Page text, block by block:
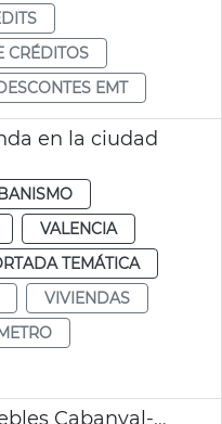
CRÉDITOS
EMT
en la ciudad
VALENCIA
TEMÁTICA
VIVIENDAS
Ofertas subasta inmuebles Cabanyal-Canyamelar València